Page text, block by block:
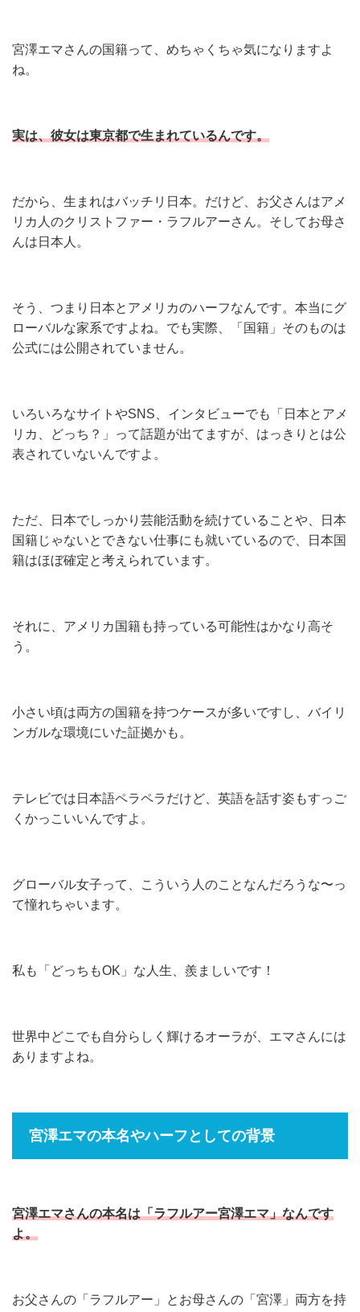
宮澤エマさんの国籍って、めちゃくちゃ気になりますよ
ね。
実は、彼女は東京都で生まれているんです。
だから、生まれはバッチリ日本。だけど、お父さんはアメ
リカ人のクリストファー・ラフルアーさん。そしてお母さ
んは日本人。
そう、つまり日本とアメリカのハーフなんです。本当にグ
ローバルな家系ですよね。でも実際、「国籍」そのものは
公式には公開されていません。
いろいろなサイトやSNS、インタビューでも「日本とアメ
リカ、どっち？」って話題が出てますが、はっきりとは公
表されていないんですよ。
ただ、日本でしっかり芸能活動を続けていることや、日本
国籍じゃないとできない仕事にも就いているので、日本国
籍はほぼ確定と考えられています。
それに、アメリカ国籍も持っている可能性はかなり高そ
う。
小さい頃は両方の国籍を持つケースが多いですし、バイリ
ンガルな環境にいた証拠かも。
テレビでは日本語ペラペラだけど、英語を話す姿もすっご
くかっこいいんですよ。
グローバル女子って、こういう人のことなんだろうな〜っ
て憧れちゃいます。
私も「どっちもOK」な人生、羨ましいです！
世界中どこでも自分らしく輝けるオーラが、エマさんには
ありますよね。
宮澤エマの本名やハーフとしての背景
宮澤エマさんの本名は「ラフルアー宮澤エマ」なんです
よ。
お父さんの「ラフルアー」とお母さんの「宮澤」両方を持